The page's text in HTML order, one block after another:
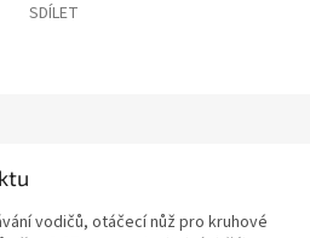
SDÍLET
vodičů, otáčecí nůž pro kruhové